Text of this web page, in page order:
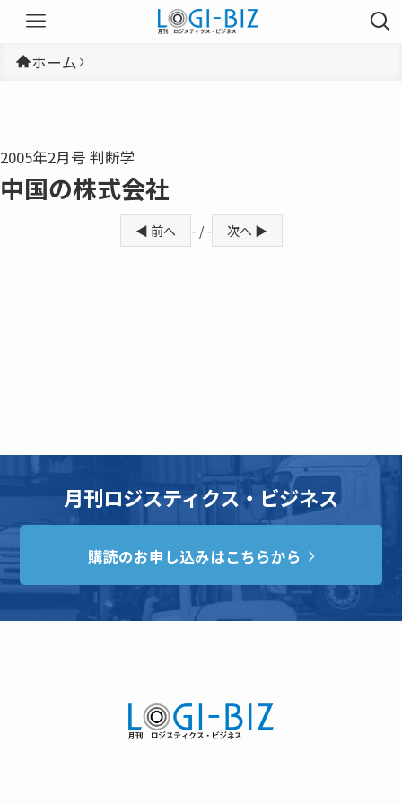
ホーム
2005年2月号 判断学
中国の株式会社
◀ 前へ - / - 次へ ▶
月刊ロジスティクス・ビジネス
購読のお申し込みはこちらから